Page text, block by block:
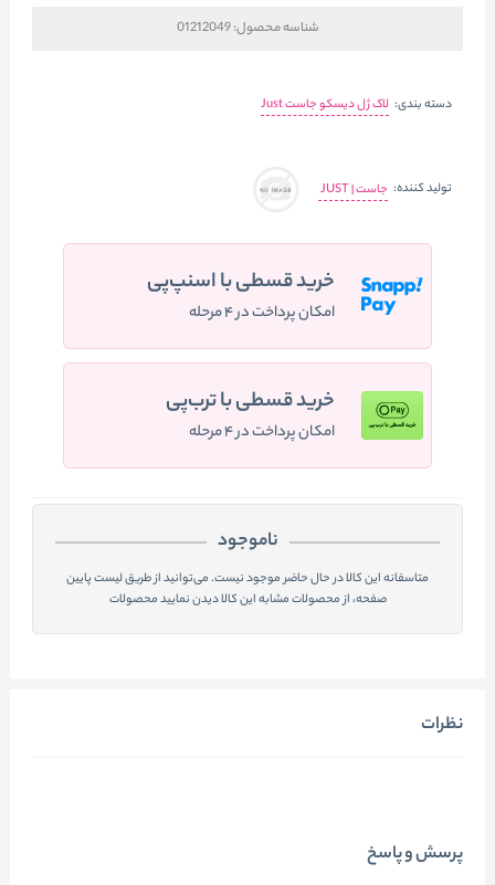
شناسه محصول:01212049
دسته بندی: لاک ژل دیسکو جاست Just
تولید کننده: جاست | JUST
خرید قسطی با اسنپ‌پی
امکان پرداخت در ۴ مرحله
خرید قسطی با ترب‌پی
امکان پرداخت در ۴ مرحله
ناموجود
متاسفانه این کالا در حال حاضر موجود نیست. می‌توانید از طریق لیست پایین
صفحه، از محصولات مشابه این کالا دیدن نمایید محصولات
نظرات
پرسش و پاسخ